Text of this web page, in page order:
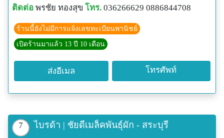
ติดต่อ พรชัย ทองสุข โทร. 036266629 0886844708
ร้านนี้ยังไม่มีการแจ้งเลขทะเบียนพานิชย์
เปิดร้านมาแล้ว 13 ปี 10 เดือน
ส่งอีเมล โทรศัพท์
7 ไบรด้า | ชัยดีเมล็คพันธุ์ผัก - สระบุรี